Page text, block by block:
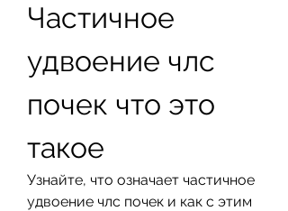
Частичное
удвоение члс
почек что это
такое
Узнайте, что означает частичное
удвоение члс почек и как с этим